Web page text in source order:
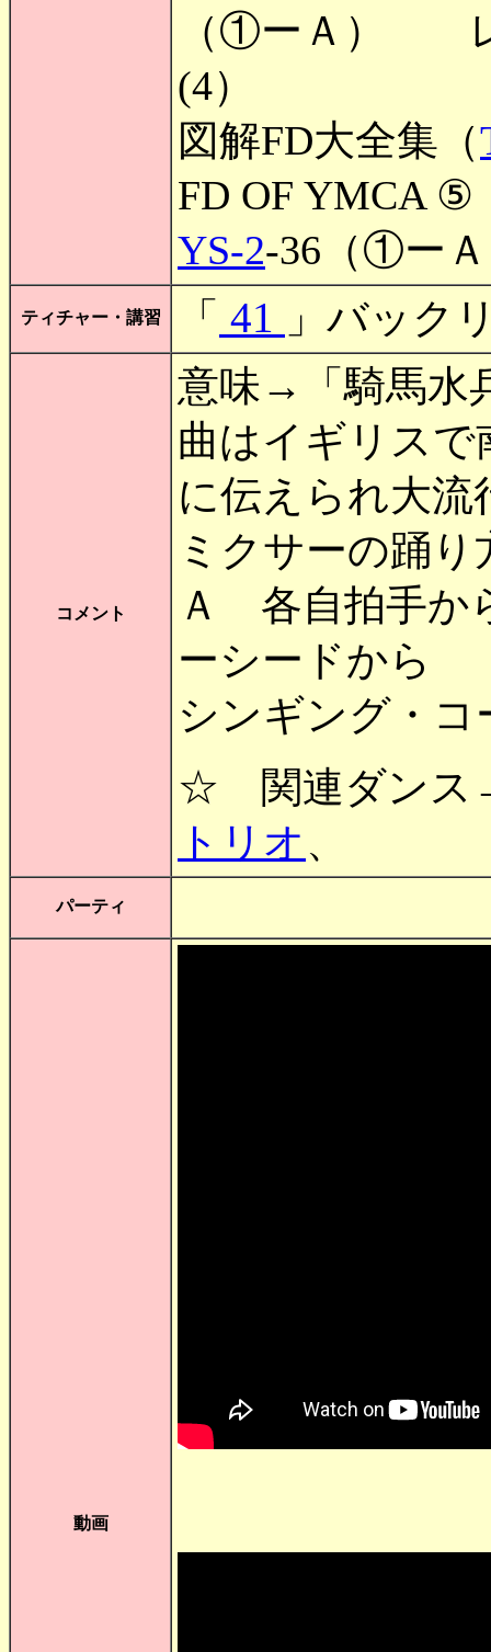
（①ーＡ） レ
(4）
図解FD大全集（
FD OF YMCA ⑤
YS-2-36（①ー
ティチャー・講習 「 41 」バッ
コメント
意味→「騎馬水
曲はイギリスで
に伝えられ大流
ミクサーの踊
Ａ 各自拍手
ーシードから
シンギング・コ
☆ 関連ダン
トリオ 、
パーティ
動画